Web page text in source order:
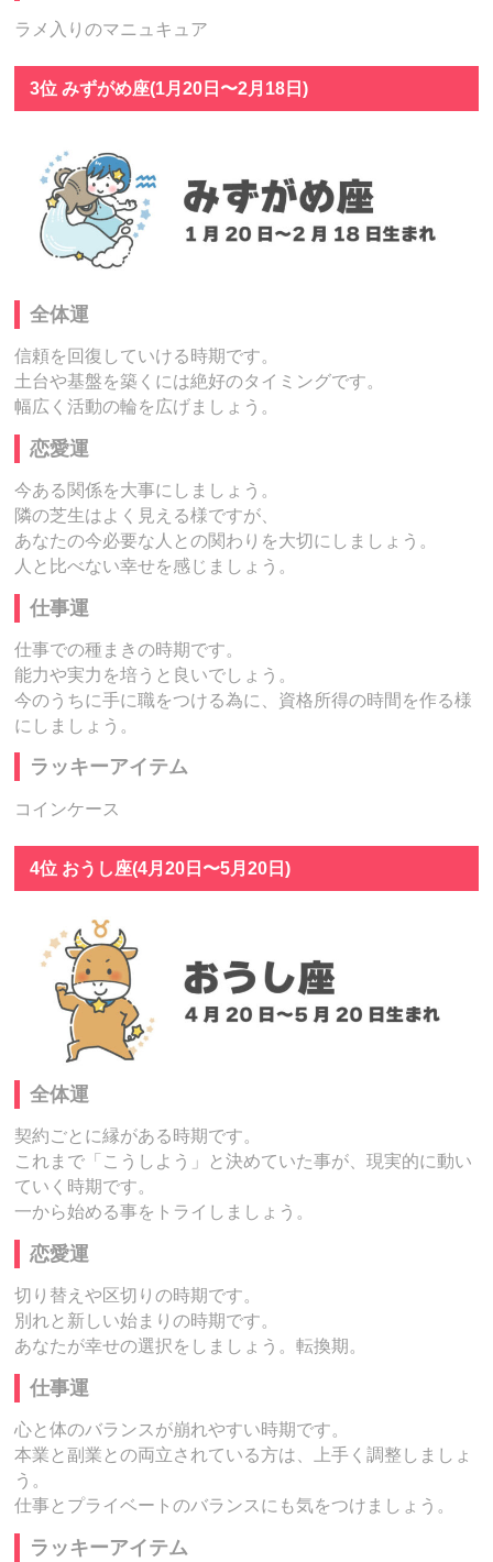
ラメ入りのマニュキュア
3位 みずがめ座(1月20日〜2月18日)
全体運
信頼を回復していける時期です。
土台や基盤を築くには絶好のタイミングです。
幅広く活動の輪を広げましょう。
恋愛運
今ある関係を大事にしましょう。
隣の芝生はよく見える様ですが、
あなたの今必要な人との関わりを大切にしましょう。
人と比べない幸せを感じましょう。
仕事運
仕事での種まきの時期です。
能力や実力を培うと良いでしょう。
今のうちに手に職をつける為に、資格所得の時間を作る様
にしましょう。
ラッキーアイテム
コインケース
4位 おうし座(4月20日〜5月20日)
全体運
契約ごとに縁がある時期です。
これまで「こうしよう」と決めていた事が、現実的に動い
ていく時期です。
一から始める事をトライしましょう。
恋愛運
切り替えや区切りの時期です。
別れと新しい始まりの時期です。
あなたが幸せの選択をしましょう。転換期。
仕事運
心と体のバランスが崩れやすい時期です。
本業と副業との両立されている方は、上手く調整しましょ
う。
仕事とプライベートのバランスにも気をつけましょう。
ラッキーアイテム